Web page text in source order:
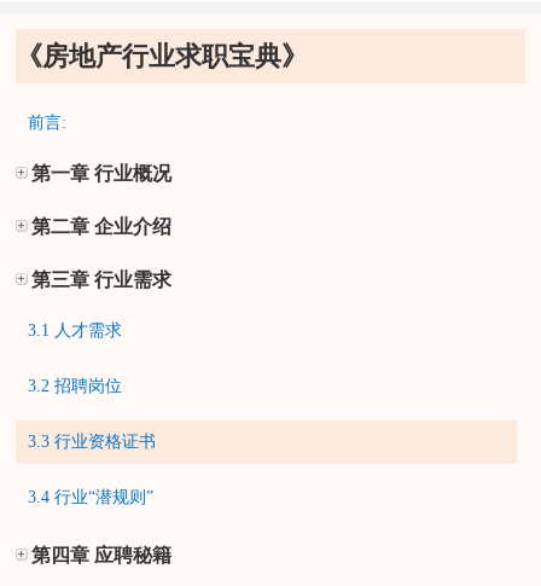
《房地产行业求职宝典》
前言:
第一章 行业概况
第二章 企业介绍
第三章 行业需求
3.1 人才需求
3.2 招聘岗位
3.3 行业资格证书
3.4 行业“潜规则”
第四章 应聘秘籍